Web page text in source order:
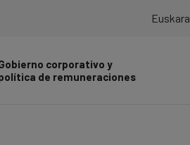
Euskara
corporativo y
de remuneraciones